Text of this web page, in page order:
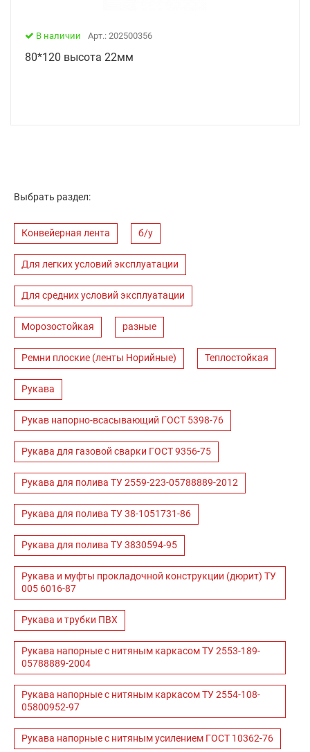
В наличии Арт.: 202500356
80*120 высота 22мм
Выбрать раздел:
Конвейерная лента б/у
Для легких условий эксплуатации
Для средних условий эксплуатации
Морозостойкая разные
Ремни плоские (ленты Норийные) Теплостойкая
Рукава
Рукав напорно-всасывающий ГОСТ 5398-76
Рукава для газовой сварки ГОСТ 9356-75
Рукава для полива ТУ 2559-223-05788889-2012
Рукава для полива ТУ 38-1051731-86
Рукава для полива ТУ 3830594-95
Рукава и муфты прокладочной конструкции (дюрит) ТУ
005 6016-87
Рукава и трубки ПВХ
Рукава напорные с нитяным каркасом ТУ 2553-189-
05788889-2004
Рукава напорные с нитяным каркасом ТУ 2554-108-
05800952-97
Рукава напорные с нитяным усилением ГОСТ 10362-76